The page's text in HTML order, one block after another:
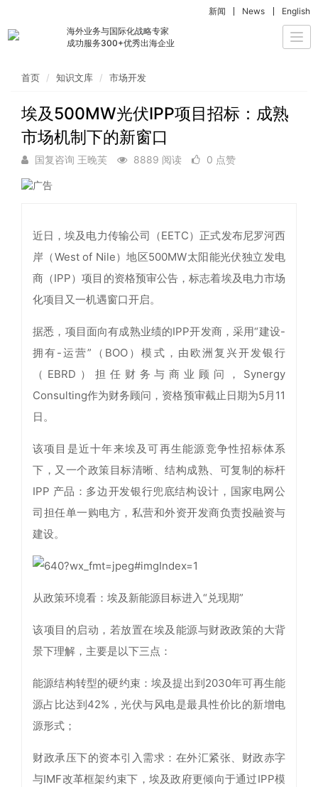
海外业务与国际化战略专家
成功服务300+优秀出海企业
新闻 News English
首页 知识文库 市场开发
埃及500MW光伏IPP项目招标：成熟
市场机制下的新窗口
国复咨询 王晚芙 8889 阅读 0 点赞
近日，埃及电力传输公司（EETC）正式发布尼罗河西
岸（West of Nile）地区500MW太阳能光伏独立发电
商（IPP）项目的资格预审公告，标志着埃及电力市场
化项目又一机遇窗口开启。
据悉，项目面向有成熟业绩的IPP开发商，采用“建设-
拥有-运营”（BOO）模式，由欧洲复兴开发银行
（EBRD）担任财务与商业顾问，Synergy
Consulting作为财务顾问，资格预审截止日期为5月11
日。
该项目是近十年来埃及可再生能源竞争性招标体系
下，又一个政策目标清晰、结构成熟、可复制的标杆
IPP 产品：多边开发银行兜底结构设计，国家电网公
司担任单一购电方，私营和外资开发商负责投融资与
建设。
从政策环境看：埃及新能源目标进入“兑现期”
该项目的启动，若放置在埃及能源与财政政策的大背
景下理解，主要是以下三点：
能源结构转型的硬约束：埃及提出到2030年可再生能
源占比达到42%，光伏与风电是最具性价比的新增电
源形式；
财政承压下的资本引入需求：在外汇紧张、财政赤字
与IMF改革框架约束下，埃及政府更倾向于通过IPP模